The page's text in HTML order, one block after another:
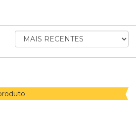
ORDENAR
AVALIAÇÕES